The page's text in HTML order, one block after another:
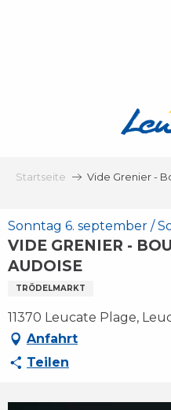
Startseite Vide Grenier -
Sonntag 6. september /
VIDE GRENIER -
AUDOISE
TRÖDELMARKT
11370 Leucate Plage,
Anfahrt
Teilen